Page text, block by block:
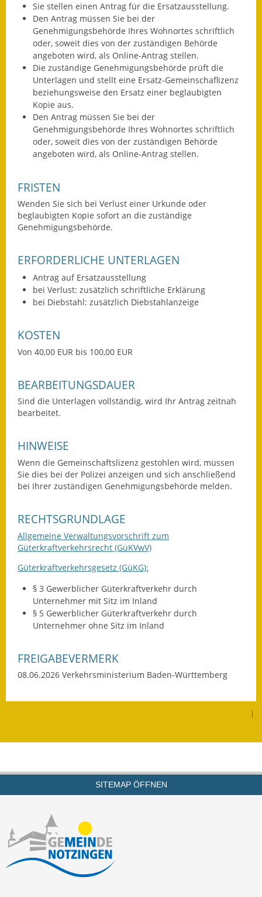
Behördenadressen
Beratungsstellen im
Landkreis
Dienstleistungen
Fundbehörde
Gemeinderat
Sitzungsberichte 2016
Sitzungsberichte 2018
Sitzungsberichte 2019
Sitzungsberichte 2020
Haushalt & Finanzen
Eröffnungsbilanz
Getrennte
Haushaltspläne
Heiraten in Notzingen
Mitarbeiter
Notruftafel
Ortsrecht
Was erledige ich wo?
Leben
Bauwasser/Wasser/Abwasser
Sie stellen einen Antrag für die Ersatzausstellung.
Den Antrag müssen Sie bei der
Genehmigungsbehörde Ihres Wohnortes schriftlich
oder, soweit dies von der zuständigen Behörde
angeboten wird, als Online-Antrag stellen.
Die zuständige Genehmigungsbehörde prüft die
Unterlagen und stellt eine Ersatz-Gemeinschaflizenz
beziehungsweise den Ersatz einer beglaubigten
Kopie aus.
Den Antrag müssen Sie bei der
Genehmigungsbehörde Ihres Wohnortes schriftlich
oder, soweit dies von der zuständigen Behörde
angeboten wird, als Online-Antrag stellen.
FRISTEN
Wenden Sie sich bei Verlust einer Urkunde oder
beglaubigten Kopie sofort an die zuständige
Genehmigungsbehörde.
ERFORDERLICHE UNTERLAGEN
Antrag auf Ersatzausstellung
bei Verlust: zusätzlich schriftliche Erklärung
bei Diebstahl: zusätzlich Diebstahlanzeige
KOSTEN
Von 40,00 EUR bis 100,00 EUR
BEARBEITUNGSDAUER
Sind die Unterlagen vollständig, wird Ihr Antrag zeitnah
bearbeitet.
HINWEISE
Wenn die Gemeinschaftslizenz gestohlen wird, müssen
Sie dies bei der Polizei anzeigen und sich anschließend
bei Ihrer zuständigen Genehmigungsbehörde melden.
RECHTSGRUNDLAGE
Allgemeine Verwaltungsvorschrift zum
Güterkraftverkehrsrecht (GüKVwV)
Güterkraftverkehrsgesetz (GüKG):
§ 3 Gewerblicher Güterkraftverkehr durch
Unternehmer mit Sitz im Inland
§ 5 Gewerblicher Güterkraftverkehr durch
Unternehmer ohne Sitz im Inland
FREIGABEVERMERK
08.06.2026 Verkehrsministerium Baden-Württemberg
|
SITEMAP ÖFFNEN